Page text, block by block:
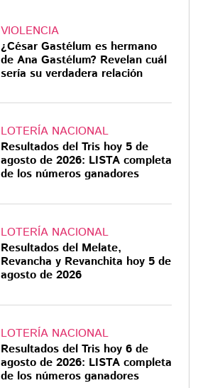
VIOLENCIA
¿César Gastélum es hermano
de Ana Gastélum? Revelan cuál
sería su verdadera relación
LOTERÍA NACIONAL
Resultados del Tris hoy 5 de
agosto de 2026: LISTA completa
de los números ganadores
LOTERÍA NACIONAL
Resultados del Melate,
Revancha y Revanchita hoy 5 de
agosto de 2026
LOTERÍA NACIONAL
Resultados del Tris hoy 6 de
agosto de 2026: LISTA completa
de los números ganadores